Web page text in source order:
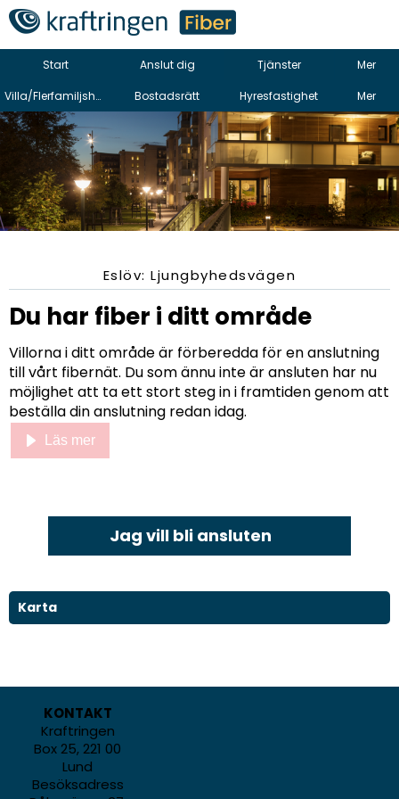
Start Anslut dig Tjänster Mer
Villa/Flerfamiljshus Bostadsrätt Hyresfastighet Mer
Eslöv: Ljungbyhedsvägen
Du har fiber i ditt område
Villorna i ditt område är förberedda för en anslutning
till vårt fibernät. Du som ännu inte är ansluten har nu
möjlighet att ta ett stort steg in i framtiden genom att
beställa din anslutning redan idag.
Läs mer
Jag vill bli ansluten
Karta
KONTAKT
Kraftringen
Box 25, 221 00
Lund
Besöksadress